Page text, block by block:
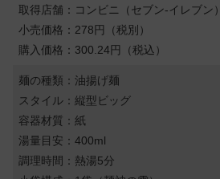
取得店舗：コンビニ（セブン-イレブン）
小売価格：278円（税別）
購入価格：300.24円（税込）
麺の種類：油揚げ麺
スタイル：縦型ビッグ
容器材質：紙
湯量目安：400ml
調理時間：熱湯5分